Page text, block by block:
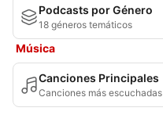
Podcasts por Género
18 géneros temáticos
Música
Canciones Principales
Canciones más escuchadas